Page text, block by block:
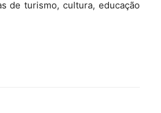
de turismo, cultura, educação